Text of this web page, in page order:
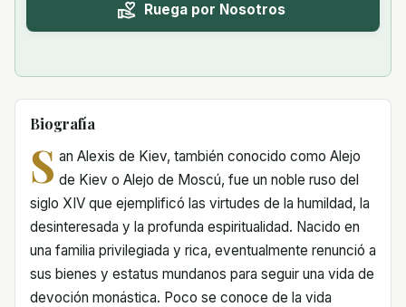
Ruega por Nosotros
Biografía
S an Alexis de Kiev, también conocido como Alejo
de Kiev o Alejo de Moscú, fue un noble ruso del
siglo XIV que ejemplificó las virtudes de la humildad, la
desinteresada y la profunda espiritualidad. Nacido en
una familia privilegiada y rica, eventualmente renunció a
sus bienes y estatus mundanos para seguir una vida de
devoción monástica. Poco se conoce de la vida